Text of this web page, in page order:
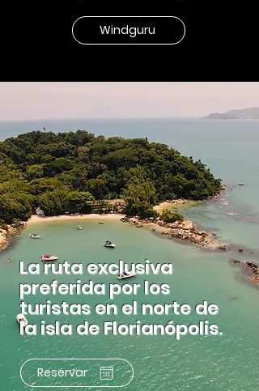
Windguru
La ruta exclusiva
preferida por los
turistas en el norte de
la isla de Florianópolis.
Reservar